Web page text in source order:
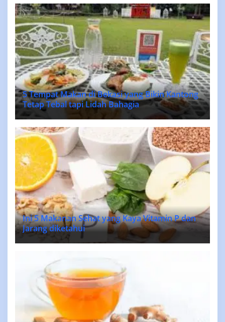
5 Tempat Makan di Bekasi yang Bikin Kantong
Tetap Tebal tapi Lidah Bahagia
Ini 5 Makanan Sehat yang Kaya Vitamin P dan
Jarang diketahui